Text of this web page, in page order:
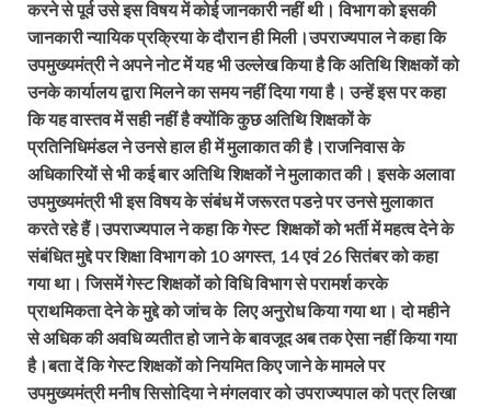
करने से पूर्व उसे इस विषय में कोई जानकारी नहीं थी। विभाग को इसकी
जानकारी न्यायिक प्रक्रिया के दौरान ही मिली।उपराज्यपाल ने कहा कि
उपमुख्यमंत्री ने अपने नोट में यह भी उल्लेख किया है कि अतिथि शिक्षकों को
उनके कार्यालय द्वारा मिलने का समय नहीं दिया गया है। उन्हें इस पर कहा
कि यह वास्तव में सही नहीं है क्योंकि कुछ अतिथि शिक्षकों के
प्रतिनिधिमंडल ने उनसे हाल ही में मुलाकात की है।राजनिवास के
अधिकारियों से भी कई बार अतिथि शिक्षकों ने मुलाकात की। इसके अलावा
उपमुख्यमंत्री भी इस विषय के संबंध में जरूरत पडऩे पर उनसे मुलाकात
करते रहे हैं।उपराज्यपाल ने कहा कि गेस्ट शिक्षकों को भर्ती में महत्व देने के
संबंधित मुद्दे पर शिक्षा विभाग को 10 अगस्त, 14 एवं 26 सितंबर को कहा
गया था। जिसमें गेस्ट शिक्षकों को विधि विभाग से परामर्श करके
प्राथमिकता देने के मुद्दे को जांच के लिए अनुरोध किया गया था। दो महीने
से अधिक की अवधि व्यतीत हो जाने के बावजूद अब तक ऐसा नहीं किया गया
है।बता दें कि गेस्ट शिक्षकों को नियमित किए जाने के मामले पर
उपमुख्यमंत्री मनीष सिसोदिया ने मंगलवार को उपराज्यपाल को पत्र लिखा